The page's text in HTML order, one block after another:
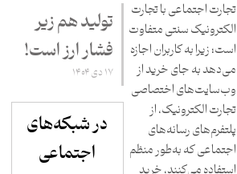
تجارت اجتماعی با تجارت
الکترونیک سنتی متفاوت
است؛ زیرا به کاربران اجازه
می‌دهد به جای خرید از
وب‌سایت‌های اختصاصی
تجارت الکترونیک، از
پلتفرم‌های رسانه‌های
اجتماعی که به‌طور منظم
تولید هم زیر
فشار ارز است!
۱۷ دی ۱۴۰۴
در شبکه‌های
اجتماعی